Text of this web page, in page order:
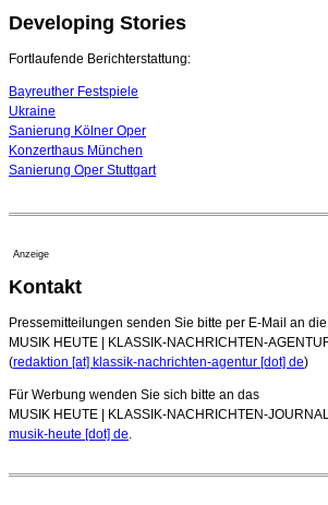
Leslie Suganandarajah neuer
Landesjugendsinfonieorchesters Hessen
09. August 2026 - 16:51 Uhr
Developing Stories
Fortlaufende Berichterstattung:
Bayreuther Festspiele
Ukraine
Sanierung Kölner Oper
Konzerthaus München
Sanierung Oper Stuttgart
Anzeige
Kontakt
Pressemitteilungen senden Sie bitte per E-Mail an die
MUSIK HEUTE | KLASSIK-NACHRICHTEN-
(redaktion [at] klassik-nachrichten-agentur [dot] de)
Für Werbung wenden Sie sich bitte an das
MUSIK HEUTE | KLASSIK-NACHRICHTEN-
musik-heute [dot] de